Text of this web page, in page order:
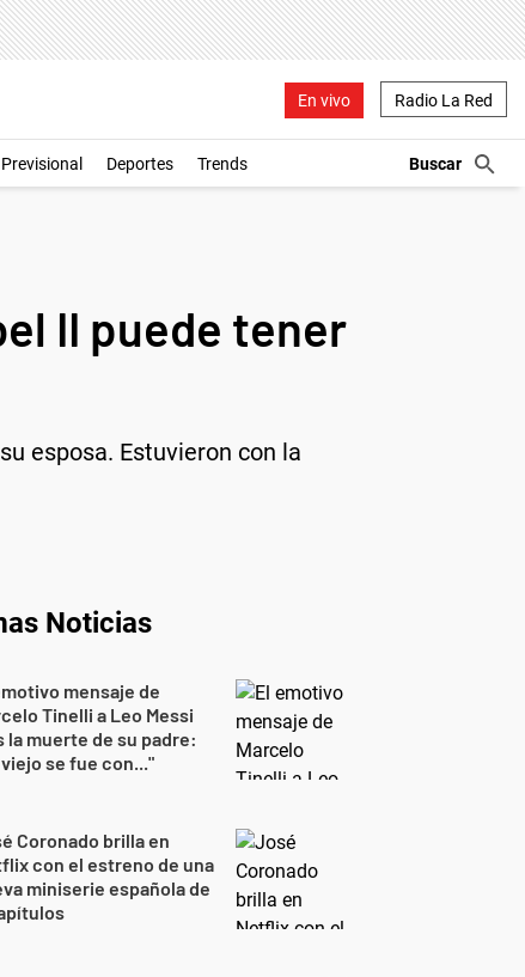
En vivo Radio La Red
Previsional Deportes Trends
II puede tener
esposa. Estuvieron con la
Noticias
mensaje de
Tinelli a Leo Messi
la muerte de su padre:
viejo se fue con..."
Coronado brilla en
con el estreno de una
miniserie española de